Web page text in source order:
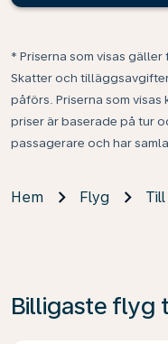
* Priserna som visas gäller
Skatter och
påförs. Priserna som
priser är baserade på tur
passagerare och har
Hem Flyg
Billigaste flyg